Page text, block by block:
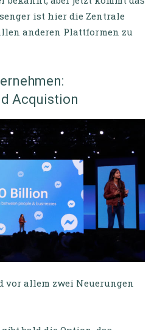
ist hier die Zentrale
anderen Plattformen zu
Acquistion
vor allem zwei Neuerungen